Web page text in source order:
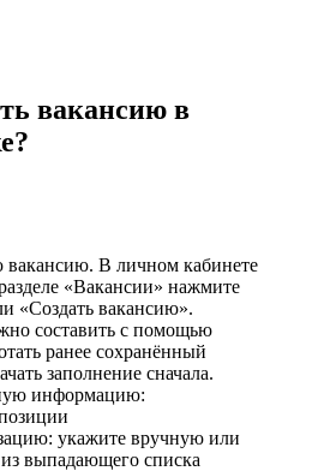
вакансию в
вакансию. В личном кабинете
«Вакансии» нажмите
«Создать вакансию».
составить с помощью
ранее сохранённый
заполнение сначала.
информацию:
укажите вручную или
выпадающего списка